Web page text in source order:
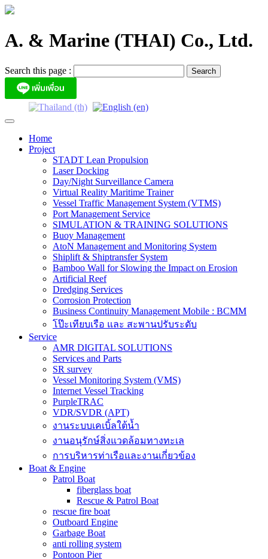
Skip
A. & Marine (THAI) Co., Ltd.
Search this page :
Home
Project
STADT Lean Propulsion
Laser Docking
Day/Night Surveillance Camera
Virtual Reality Maritime Trainer
Vessel Traffic Management System (VTMS)
Port Management Service
SIMULATION & TRAINING SOLUTIONS
Buoy Management
AtoN Management and Monitoring System
Shiplift & Shiptransfer System
Bamboo Wall for Slowing the Impact on Erosion
Artificial Reef
Dredging Services
Corrosion Protection
Business Continuity Management Mobile : BCMM
โป๊ะเทียบเรือ และ สะพานปรับระดับ
Service
AMR DIGITAL SOLUTIONS
Services and Parts
SR survey
Vessel Monitoring System (VMS)
Internet Vessel Tracking
PurpleTRAC
VDR/SVDR (APT)
งานระบบเคเบิ้ลใต้น้ำ
งานอนุรักษ์สิ่งแวดล้อมทางทะเล
การบริหารท่าเรือและงานเกี่ยวข้อง
Boat & Engine
Patrol Boat
fiberglass boat
Rescue & Patrol Boat
rescue fire boat
Outboard Engine
Garbage Boat
anti rolling system
Pontoon Pier